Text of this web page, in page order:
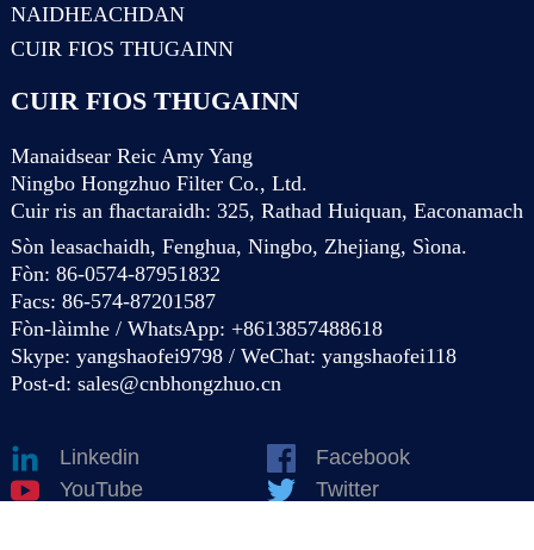
NAIDHEACHDAN
CUIR FIOS THUGAINN
CUIR FIOS THUGAINN
Manaidsear Reic Amy Yang
Ningbo Hongzhuo Filter Co., Ltd.
Cuir ris an fhactaraidh: 325, Rathad Huiquan, Eaconamach
Sòn leasachaidh, Fenghua, Ningbo, Zhejiang, Sìona.
Fòn: 86-0574-87951832
Facs: 86-574-87201587
Fòn-làimhe / WhatsApp: +8613857488618
Skype: yangshaofei9798 / WeChat: yangshaofei118
Post-d: sales@cnbhongzhuo.cn
Linkedin
Facebook
YouTube
Twitter